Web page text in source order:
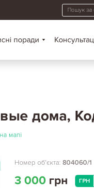
поради
дома,
мапі
Номер об'єкта: 804060/1
3 000 грн ГРН